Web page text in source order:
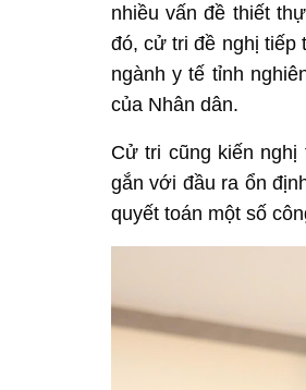
nhiều vấn đề thiết
đó, cử tri đề nghị tiếp
ngành y tế tỉnh
của Nhân dân.
Cử tri cũng kiến nghị
gắn với đầu ra ổn
quyết toán một số